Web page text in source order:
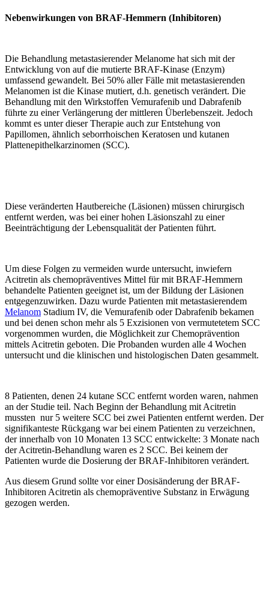
Nebenwirkungen von BRAF-Hemmern (Inhibitoren)
Die Behandlung metastasierender Melanome hat sich mit der
Entwicklung von auf die mutierte BRAF-Kinase (Enzym)
umfassend gewandelt. Bei 50% aller Fälle mit metastasierenden
Melanomen ist die Kinase mutiert, d.h. genetisch verändert. Die
Behandlung mit den Wirkstoffen Vemurafenib und Dabrafenib
führte zu einer Verlängerung der mittleren Überlebenszeit. Jedoch
kommt es unter dieser Therapie auch zur Entstehung von
Papillomen, ähnlich seborrhoischen Keratosen und kutanen
Plattenepithelkarzinomen (SCC).
Diese veränderten Hautbereiche (Läsionen) müssen chirurgisch
entfernt werden, was bei einer hohen Läsionszahl zu einer
Beeinträchtigung der Lebensqualität der Patienten führt.
Um diese Folgen zu vermeiden wurde untersucht, inwiefern
Acitretin als chemopräventives Mittel für mit BRAF-Hemmern
behandelte Patienten geeignet ist, um der Bildung der Läsionen
entgegenzuwirken. Dazu wurde Patienten mit metastasierendem
Melanom Stadium IV, die Vemurafenib oder Dabrafenib bekamen
und bei denen schon mehr als 5 Exzisionen von vermutetetem SCC
vorgenommen wurden, die Möglichkeit zur Chemoprävention
mittels Acitretin geboten. Die Probanden wurden alle 4 Wochen
untersucht und die klinischen und histologischen Daten gesammelt.
8 Patienten, denen 24 kutane SCC entfernt worden waren, nahmen
an der Studie teil. Nach Beginn der Behandlung mit Acitretin
mussten nur 5 weitere SCC bei zwei Patienten entfernt werden. Der
signifikanteste Rückgang war bei einem Patienten zu verzeichnen,
der innerhalb von 10 Monaten 13 SCC entwickelte: 3 Monate nach
der Acitretin-Behandlung waren es 2 SCC. Bei keinem der
Patienten wurde die Dosierung der BRAF-Inhibitoren verändert.
Aus diesem Grund sollte vor einer Dosisänderung der BRAF-
Inhibitoren Acitretin als chemopräventive Substanz in Erwägung
gezogen werden.